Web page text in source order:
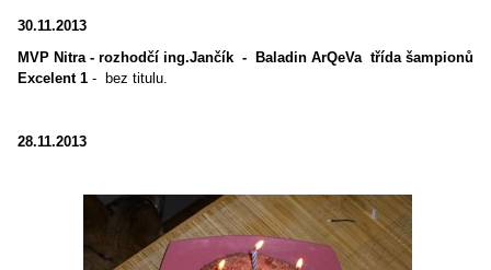
30.11.2013
MVP Nitra - rozhodčí ing.Jančík - Baladin ArQeVa třída šampionů
Excelent 1 - bez titulu.
28.11.2013